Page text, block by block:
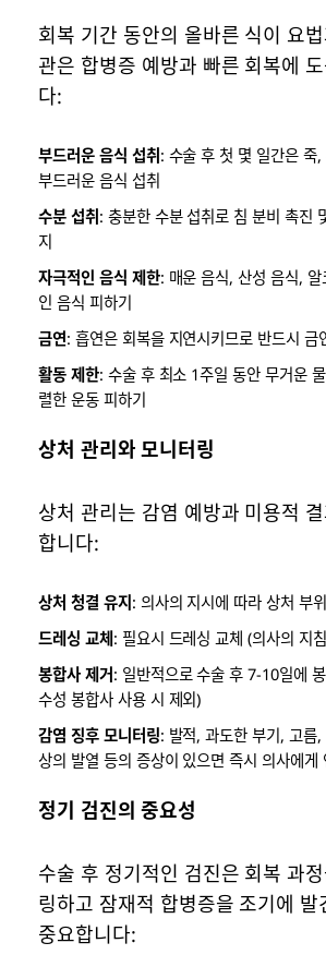
회복 기간 동안의 올바른 식이 요
관은 합병증 예방과 빠른 회복에
다:
부드러운 음식 섭취: 수술 후 첫 몇 일간은 죽
부드러운 음식 섭취
수분 섭취: 충분한 수분 섭취로 침 분비 촉진
지
자극적인 음식 제한: 매운 음식, 산성 음식,
인 음식 피하기
금연: 흡연은 회복을 지연시키므로 반드시 금
활동 제한: 수술 후 최소 1주일 동안 무거운
렬한 운동 피하기
상처 관리와 모니터링
상처 관리는 감염 예방과 미용적
합니다:
상처 청결 유지: 의사의 지시에 따라 상처 부
드레싱 교체: 필요시 드레싱 교체 (의사의 지
봉합사 제거: 일반적으로 수술 후 7-10일에
수성 봉합사 사용 시 제외)
감염 징후 모니터링: 발적, 과도한 부기, 고름
상의 발열 등의 증상이 있으면 즉시 의사에게
정기 검진의 중요성
수술 후 정기적인 검진은 회복 과
링하고 잠재적 합병증을 조기에 발
중요합니다: